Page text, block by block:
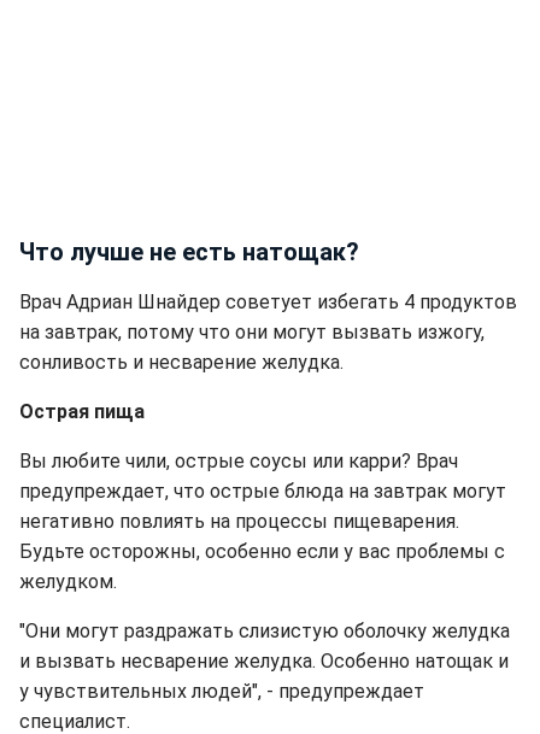
Что лучше не есть натощак?
Врач Адриан Шнайдер советует избегать 4 продуктов
на завтрак, потому что они могут вызвать изжогу,
сонливость и несварение желудка.
Острая пища
Вы любите чили, острые соусы или карри? Врач
предупреждает, что острые блюда на завтрак могут
негативно повлиять на процессы пищеварения.
Будьте осторожны, особенно если у вас проблемы с
желудком.
"Они могут раздражать слизистую оболочку желудка
и вызвать несварение желудка. Особенно натощак и
у чувствительных людей", - предупреждает
специалист.